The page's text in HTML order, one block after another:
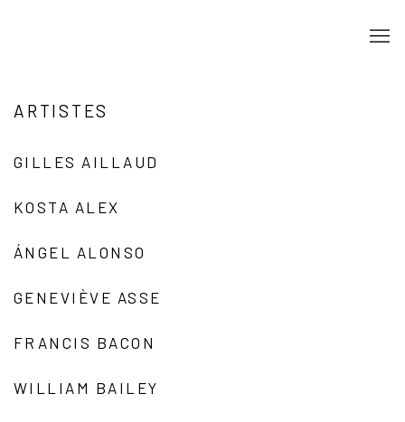
ARTISTES
GILLES AILLAUD
KOSTA ALEX
ÁNGEL ALONSO
GENEVIÈVE ASSE
FRANCIS BACON
WILLIAM BAILEY